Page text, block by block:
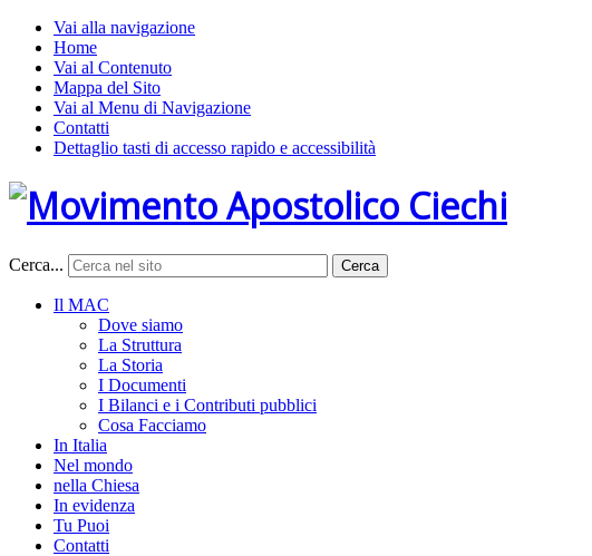
Vai alla navigazione
Home
Vai al Contenuto
Mappa del Sito
Vai al Menu di Navigazione
Contatti
Dettaglio tasti di accesso rapido e accessibilità
Cerca... Cerca
Il MAC
Dove siamo
La Struttura
La Storia
I Documenti
I Bilanci e i Contributi pubblici
Cosa Facciamo
In Italia
Nel mondo
nella Chiesa
In evidenza
Tu Puoi
Contatti